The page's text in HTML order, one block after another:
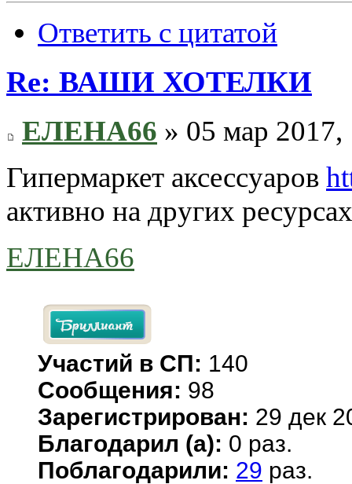
Ответить с цитатой
Re: ВАШИ ХОТЕЛКИ
ЕЛЕНА66 » 05 мар 2017,
Гипермаркет аксессуаров
активно на других
ЕЛЕНА66
Участий в СП: 140
Сообщения: 98
Зарегистрирован: 29 дек
Благодарил (а): 0 раз.
Поблагодарили: 29 раз.